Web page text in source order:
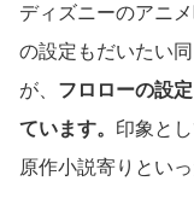
ディズニーのアニ
の設定もだいたい
が、 フロローの設
ています。 印象と
原作小説寄りとい